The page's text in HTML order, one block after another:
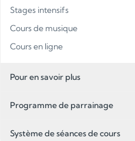
Stages intensifs
Cours de musique
Cours en ligne
Pour en savoir plus
Programme de parrainage
Système de séances de cours